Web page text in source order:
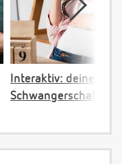
Interaktiv: deine